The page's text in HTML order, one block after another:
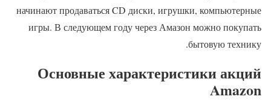
начинают продаваться CD диски, игрушки, компьютерные
игры. В следующем году через Амазон можно покупать
бытовую технику.
Основные характеристики акций
Amazon